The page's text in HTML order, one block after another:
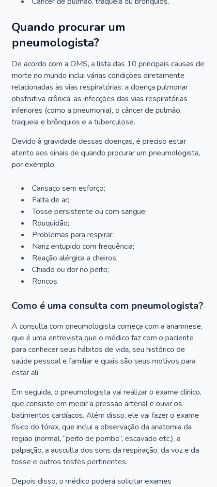
Quando procurar um
pneumologista?
De acordo com a OMS, a lista das 10 principais causas de
morte no mundo inclui várias condições diretamente
relacionadas às vias respiratórias: a doença pulmonar
obstrutiva crônica, as infecções das vias respiratórias
inferiores (como a pneumonia), o câncer de pulmão,
traqueia e brônquios e a tuberculose.
Devido à gravidade dessas doenças, é preciso estar
atento aos sinais de quando procurar um pneumologista,
por exemplo:
Cansaço sem esforço;
Falta de ar;
Tosse persistente ou com sangue;
Rouquidão;
Problemas para respirar;
Nariz entupido com frequência;
Reação alérgica a cheiros;
Chiado ou dor no peito;
Roncos.
Como é uma consulta com pneumologista?
A consulta com pneumologista começa com a anamnese,
que é uma entrevista que o médico faz com o paciente
para conhecer seus hábitos de vida, seu histórico de
saúde pessoal e familiar e quais são seus motivos para
estar ali.
Em seguida, o pneumologista vai realizar o exame clínico,
que consiste em medir a pressão arterial e ouvir os
batimentos cardíacos. Além disso, ele vai fazer o exame
físico do tórax, que inclui a observação da anatomia da
região (normal, “peito de pombo”, escavado etc.), a
palpação, a ausculta dos sons da respiração, da voz e da
tosse e outros testes pertinentes.
Depois disso, o médico poderá solicitar exames